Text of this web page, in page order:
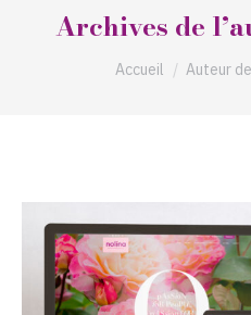
Archives de
Accueil Auteur